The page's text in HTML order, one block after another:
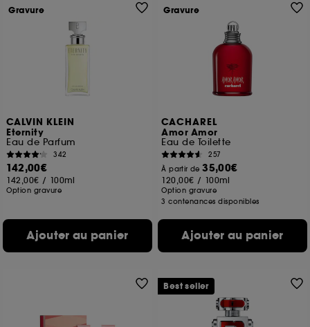
CALVIN KLEIN
Eternity
Eau de Parfum
342
142,00€
142,00€ / 100ml
Option gravure
Ajouter au panier
Gravure
CACHAREL
Amor Amor
Eau de Toilette
257
À partir de35,00€
120,00€ / 100ml
Option gravure
3 contenances disponibles
Ajouter au panier
Gravure
Best seller